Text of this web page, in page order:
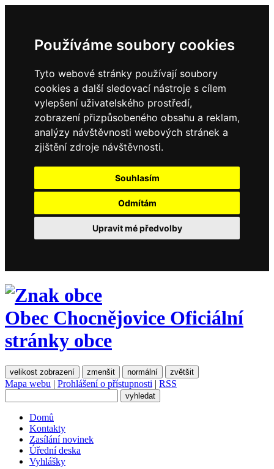
Používáme soubory cookies
Tyto webové stránky používají soubory
cookies a další sledovací nástroje s cílem
vylepšení uživatelského prostředí,
zobrazení přizpůsobeného obsahu a reklam,
analýzy návštěvnosti webových stránek a
zjištění zdroje návštěvnosti.
Souhlasím
Odmítám
Upravit mé předvolby
Obec Chocnějovice Oficiální
stránky obce
velikost zobrazení zmenšit normální zvětšit
Mapa webu | Prohlášení o přístupnosti | RSS
Domů
Kontakty
Zasílání novinek
Úřední deska
Vyhlášky